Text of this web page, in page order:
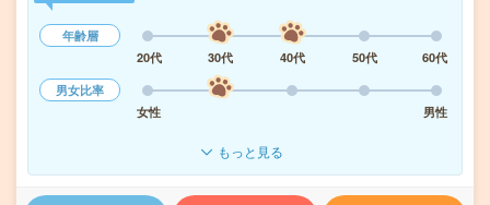
年齢層
20代
30代 40代 50代
60代
男女比率
女性
男性
もっと見る